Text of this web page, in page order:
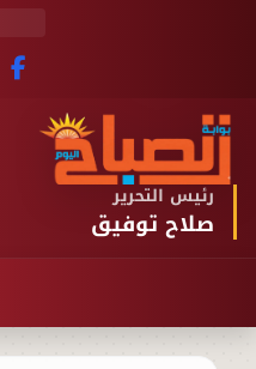
رئيس التحرير
صلاح توفيق